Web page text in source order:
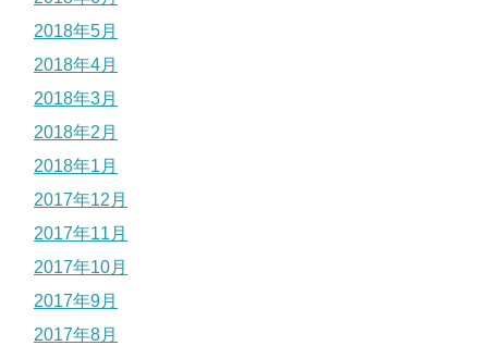
2018年5月
2018年4月
2018年3月
2018年2月
2018年1月
2017年12月
2017年11月
2017年10月
2017年9月
2017年8月